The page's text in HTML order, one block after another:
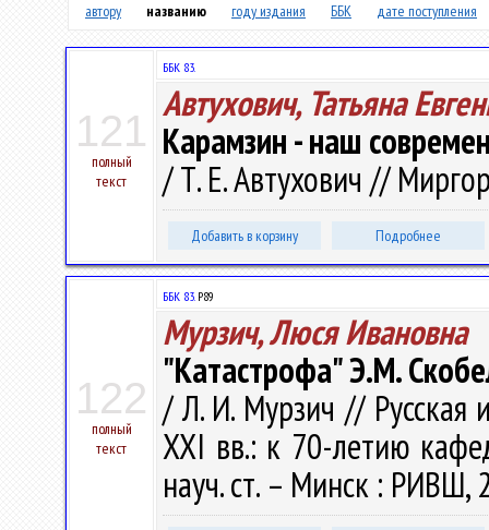
автору
названию году издания ББК дате поступления
121
полный
текст
ББК 83.
Автухович, Татьяна
Карамзин - наш
/ Т. Е. Автухович //
Добавить в корзину Подробнее
122
полный
текст
ББК 83.Р89
Мурзич, Люся Ивановна
"Катастрофа" Э.М.
/ Л. И. Мурзич // Русская
ХХI вв.: к 70-летию
науч. ст. – Минск : РИВШ,